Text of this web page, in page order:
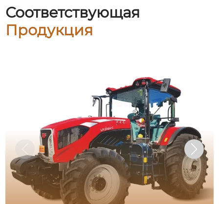
Соответствующая
Продукция